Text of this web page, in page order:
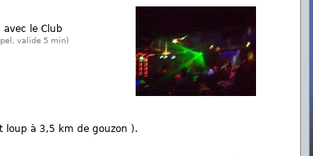
avec le Club
valide 5 min)
loup à 3,5 km de gouzon ).